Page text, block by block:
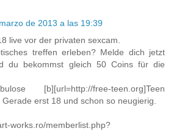
de 2013 a las 19:39
live vor der privaten sexcam.
treffen erleben? Melde dich jetzt
du bekommst gleich 50 Coins für die
[b][url=http://free-teen.org]Teen
erst 18 und schon so neugierig.
works.ro/memberlist.php?